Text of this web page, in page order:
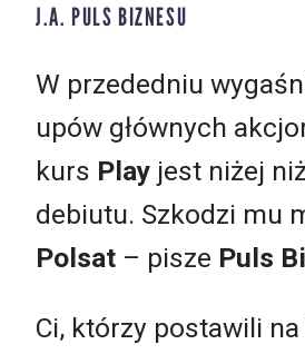
J.A. PULS BIZNESU
W przededniu
upów głównych
kurs Play jest niżej
debiutu. Szkodzi mu
Polsat – pisze Puls
Ci, którzy postawili na